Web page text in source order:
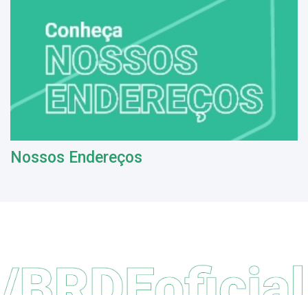
Nossos Endereços